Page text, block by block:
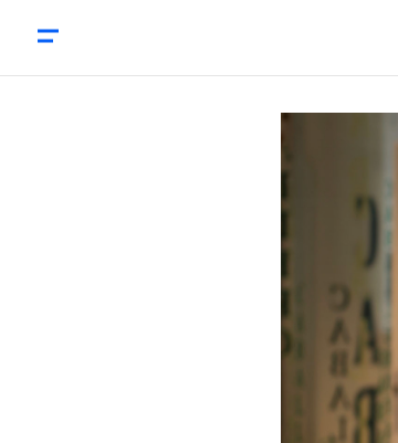
Cyberaanvallen: ‘Een crisismanager